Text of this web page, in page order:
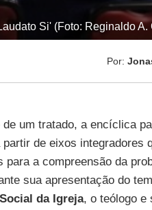
Si' (Foto: Reginaldo A.
Por:
um tratado, a encíclica
de eixos integradores
para a compreensão da
sua apresentação do
da Igreja, o teólogo e